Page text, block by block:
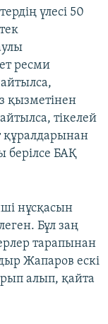
үлесі 50
ресми
қызметінен
тікелей
құралдарынан
берілсе БАҚ
нұсқасын
Бұл заң
тарапынан
Жапаров ескі
алып, қайта